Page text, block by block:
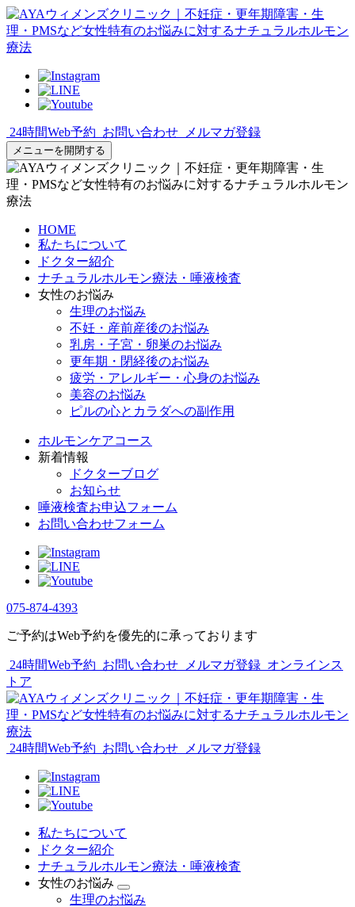
24時間Web予約 お問い合わせ メルマガ登録
メニューを開閉する
HOME
私たちについて
ドクター紹介
ナチュラルホルモン療法・唾液検査
女性のお悩み
生理のお悩み
不妊・産前産後のお悩み
乳房・子宮・卵巣のお悩み
更年期・閉経後のお悩み
疲労・アレルギー・心身のお悩み
美容のお悩み
ピルの心とカラダへの副作用
ホルモンケアコース
新着情報
ドクターブログ
お知らせ
唾液検査お申込フォーム
お問い合わせフォーム
075-874-4393
ご予約はWeb予約を優先的に承っております
24時間Web予約 お問い合わせ メルマガ登録 オンラインス
トア
24時間Web予約 お問い合わせ メルマガ登録
私たちについて
ドクター紹介
ナチュラルホルモン療法・唾液検査
女性のお悩み
生理のお悩み